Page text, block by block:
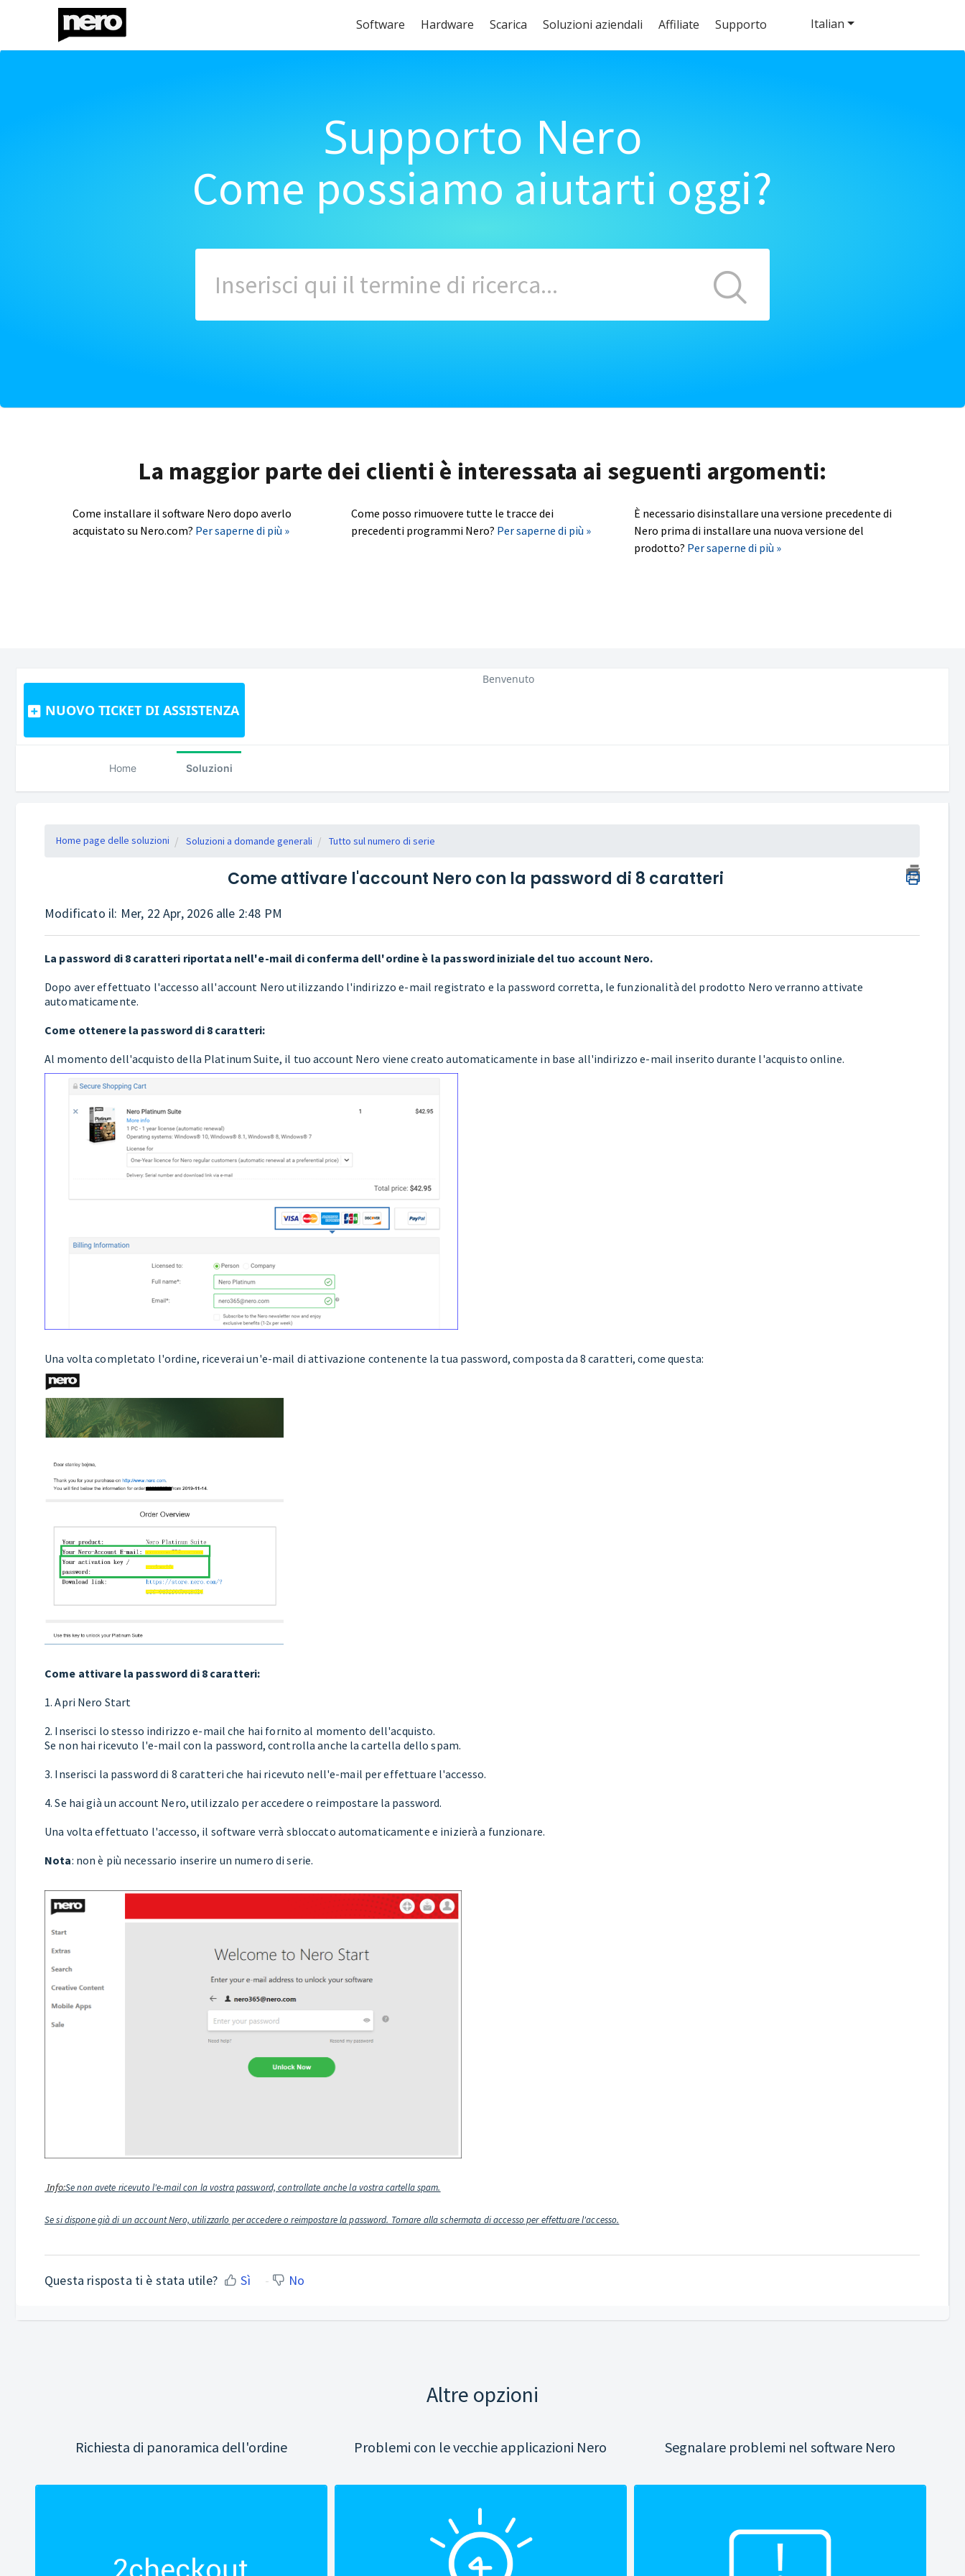
Software Hardware Scarica Soluzioni aziendali Affiliate Supporto
Supporto Nero
Come possiamo aiutarti oggi?
La maggior parte dei clienti è interessata ai seguenti argomenti:
Come installare il software Nero dopo averlo
acquistato su Nero.com? Per saperne di più »
Come posso rimuovere tutte le tracce dei
precedenti programmi Nero? Per saperne di più »
È necessario disinstallare una versione precedente di
Nero prima di installare una nuova versione del
prodotto? Per saperne di più »
NUOVO TICKET DI ASSISTENZA
Italian
Benvenuto
Home Soluzioni
Home page delle soluzioni Soluzioni a domande generali Tutto sul numero di serie
Come attivare l'account Nero con la password di 8 caratteri
Modificato il: Mer, 22 Apr, 2026 alle 2:48 PM
La password di 8 caratteri riportata nell'e-mail di conferma dell'ordine è la password iniziale del tuo account Nero.
Dopo aver effettuato l'accesso all'account Nero utilizzando l'indirizzo e-mail registrato e la password corretta, le funzionalità del prodotto Nero verranno attivate
automaticamente.
Come ottenere la password di 8 caratteri:
Al momento dell'acquisto della Platinum Suite, il tuo account Nero viene creato automaticamente in base all'indirizzo e-mail inserito durante l'acquisto online.
Una volta completato l'ordine, riceverai un'e-mail di attivazione contenente la tua password, composta da 8 caratteri, come questa:
Come attivare la password di 8 caratteri:
1. Apri Nero Start
2. Inserisci lo stesso indirizzo e-mail che hai fornito al momento dell'acquisto.
Se non hai ricevuto l'e-mail con la password, controlla anche la cartella dello spam.
3. Inserisci la password di 8 caratteri che hai ricevuto nell'e-mail per effettuare l'accesso.
4. Se hai già un account Nero, utilizzalo per accedere o reimpostare la password.
Una volta effettuato l'accesso, il software verrà sbloccato automaticamente e inizierà a funzionare.
Nota: non è più necessario inserire un numero di serie.
Info:Se non avete ricevuto l'e-mail con la vostra password, controllate anche la vostra cartella spam.
Se si dispone già di un account Nero, utilizzarlo per accedere o reimpostare la password. Tornare alla schermata di accesso per effettuare l'accesso.
Questa risposta ti è stata utile? Sì No
Altre opzioni
Richiesta di panoramica dell'ordine Problemi con le vecchie applicazioni Nero Segnalare problemi nel software Nero